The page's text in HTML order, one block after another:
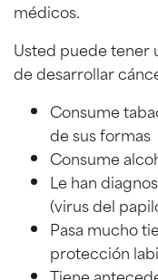
médicos.
Usted puede tener
de desarrollar
Consume
de sus formas
Consume
Le han
(virus del
Pasa mucho
protección